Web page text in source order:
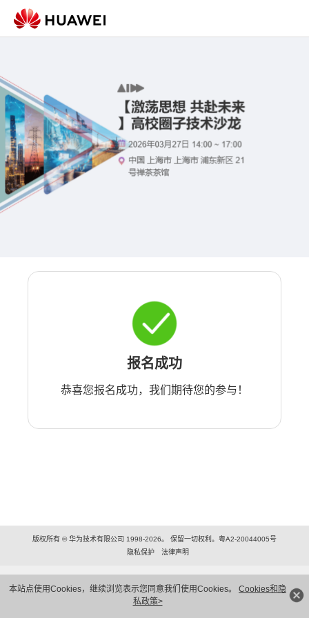
本站点使用Cookies，继续浏览表示您同意我们使用Cookies。 Cookies和隐
私政策>
报名成功
恭喜您报名成功，我们期待您的参与！
版权所有 © 华为技术有限公司 1998-2026。 保留一切权利。粤A2-20044005号
隐私保护
法律声明